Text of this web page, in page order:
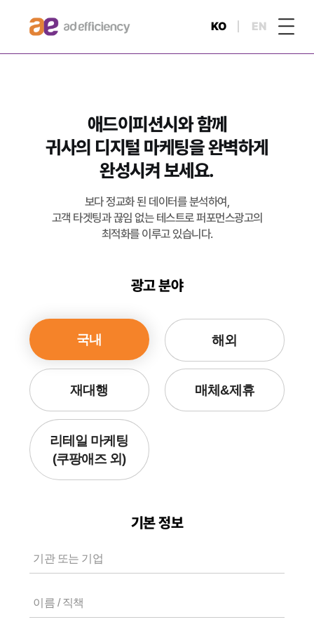
KO EN
애드이피션시와 함께
귀사의 디지털 마케팅을 완벽하게
완성시켜 보세요.
보다 정교화 된 데이터를 분석하여,
고객 타겟팅과 끊임 없는 테스트로 퍼포먼스광고의
최적화를 이루고 있습니다.
광고 분야
국내 해외
재대행 매체&제휴
리테일 마케팅
(쿠팡애즈 외)
기본 정보